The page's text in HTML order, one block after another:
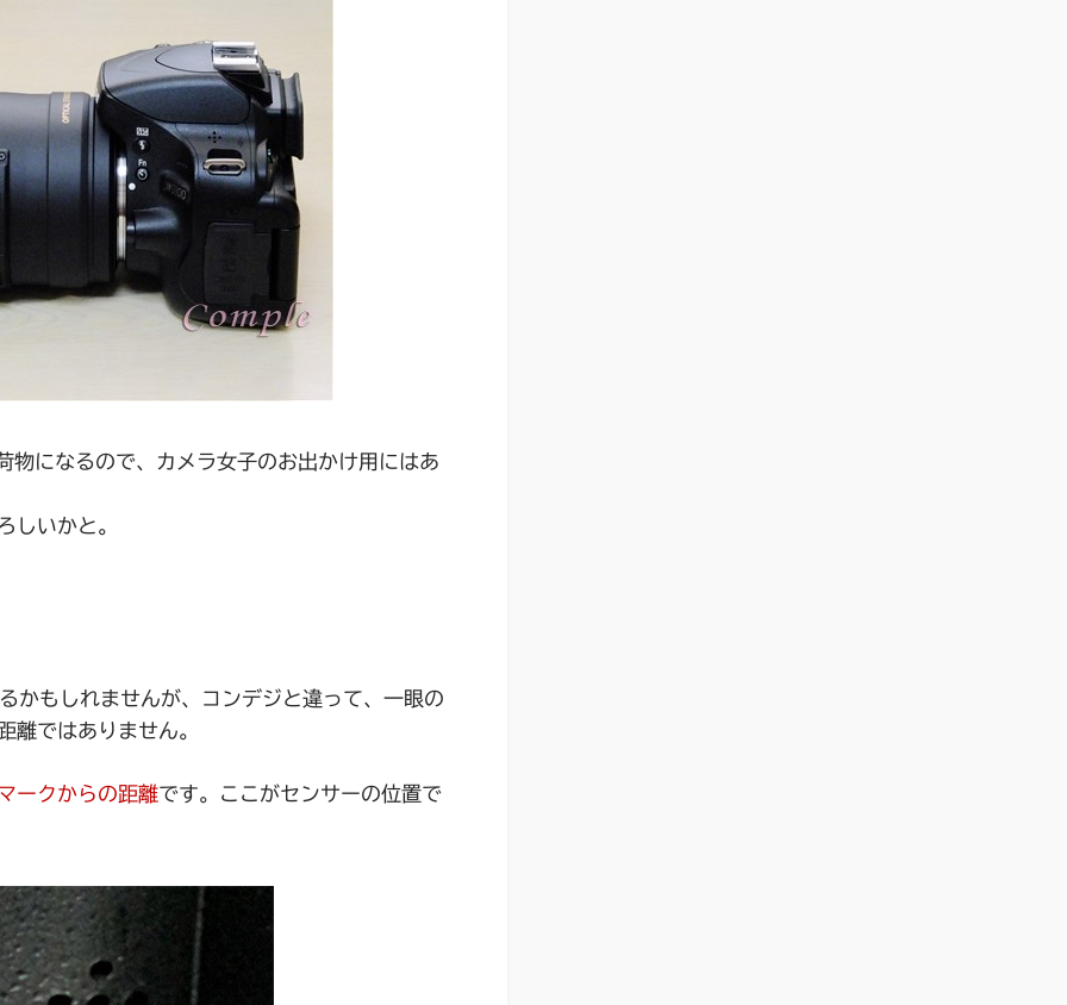
になるので、カメラ女子のお出かけ用にはあ
しいかと。
もしれませんが、コンデジと違って、一眼の
離ではありません。
ークからの距離です。ここがセンサーの位置で